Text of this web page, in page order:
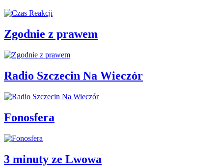
Zgodnie z prawem
Radio Szczecin Na Wieczór
Fonosfera
3 minuty ze Lwowa